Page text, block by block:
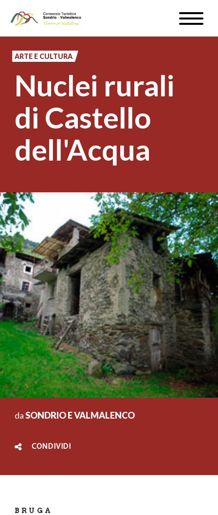
contenuto
principale
Toggle
WEBCAM & METEO
ISCRIVITI
IT
#InLOMBARDIA
ARTE E CULTURA
Nuclei rurali
di Castello
dell'Acqua
daSONDRIO E VALMALENCO
CONDIVIDI
BRUGA